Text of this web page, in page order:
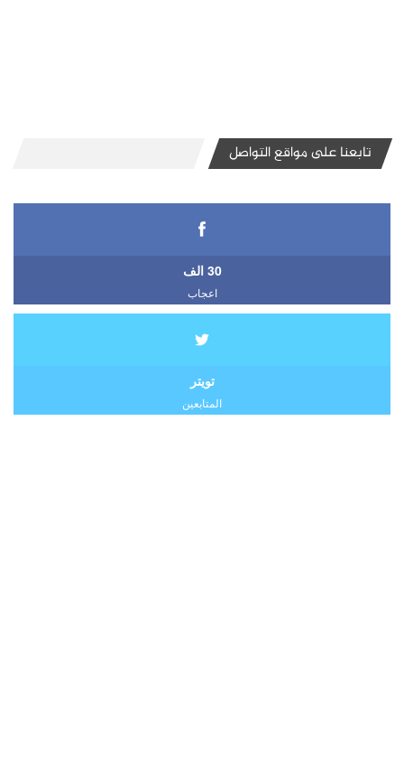
تابعنا على مواقع التواصل
30 الف
اعجاب
تويتر
المتابعين